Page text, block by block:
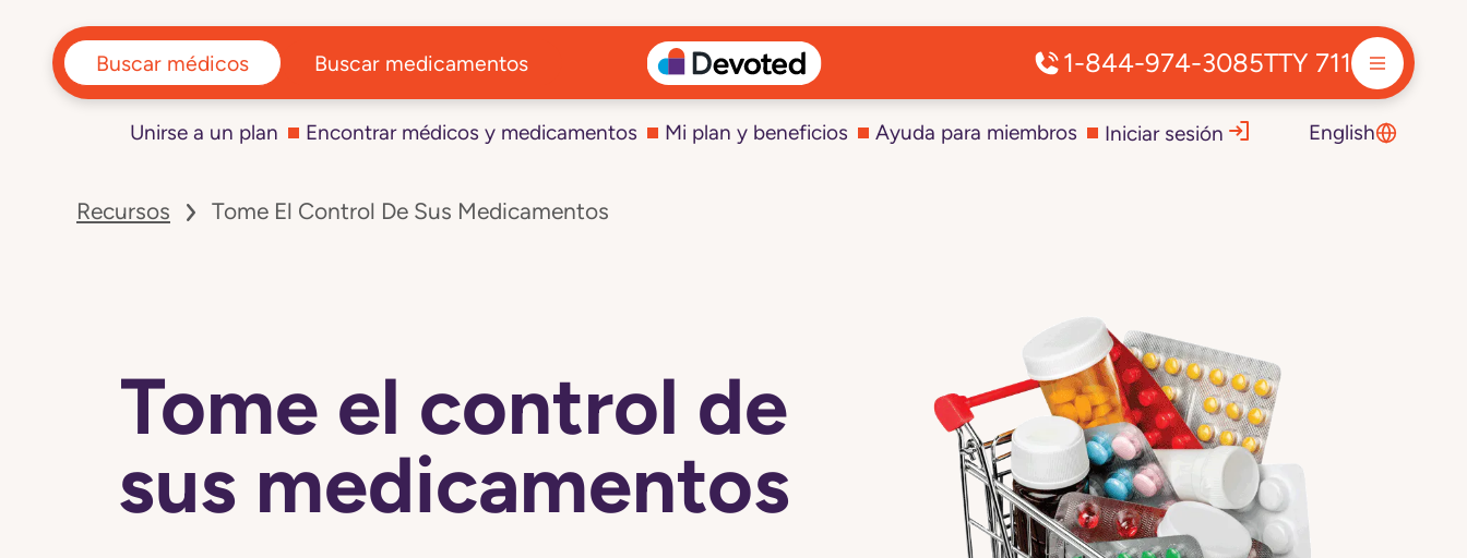
Buscar médicos Buscar medicamentos 1-844-974-3085TTY 711
Unirse a un plan Encontrar médicos y medicamentos Mi plan y beneficios Ayuda para miembros Iniciar sesión English
Recursos Tome El Control De Sus Medicamentos
Tome el control de
sus medicamentos